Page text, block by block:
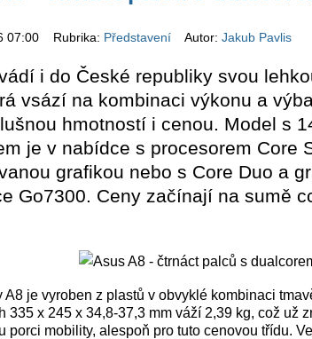
07:00 Rubrika: Představení Autor: Jakub Pavlis
i do České republiky svou
vsází na kombinaci výkonu a
hmotností i cenou. Model s
je v nabídce s procesorem Core
grafikou nebo s Core Duo a
Go7300. Ceny začínají na sumě
A8 je vyroben z plastů v obvyklé kombinaci
335 x 245 x 34,8-37,3 mm váží 2,39 kg, což už
porci mobility, alespoň pro tuto cenovou třídu.